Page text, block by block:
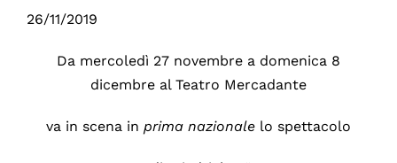
26/11/2019
Da mercoledì 27 novembre a domenica 8
dicembre al Teatro Mercadante
va in scena in prima nazionale lo spettacolo